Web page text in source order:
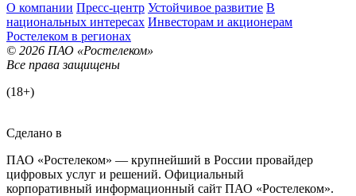
О компании Пресс-центр Устойчивое развитие В
национальных интересах Инвесторам и акционерам
Ростелеком в регионах
© 2026 ПАО «Ростелеком»
Все права защищены
(18+)
Сделано в
ПАО «Ростелеком» — крупнейший в России провайдер
цифровых услуг и решений. Официальный
корпоративный информационный сайт ПАО «Ростелеком».